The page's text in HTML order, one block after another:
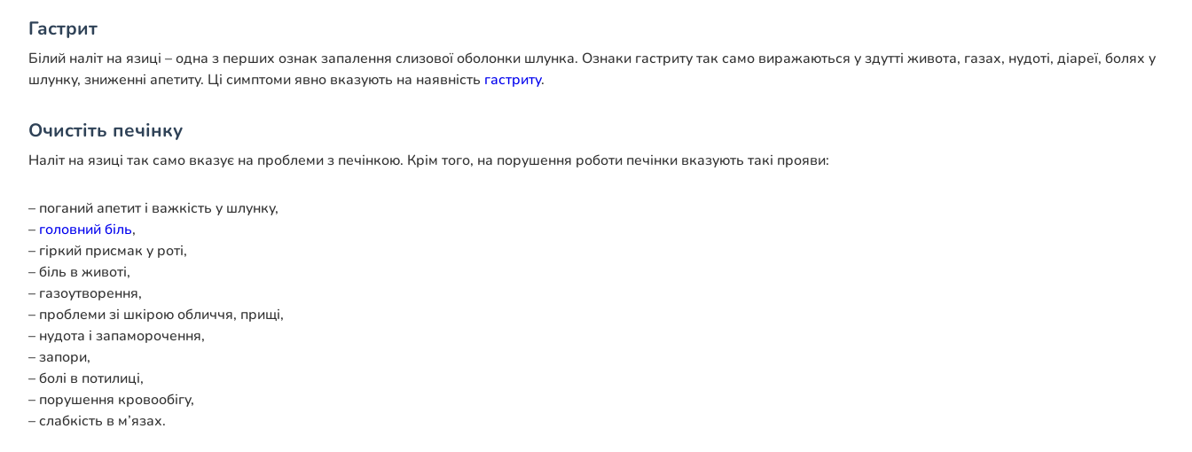
Гастрит
Білий наліт на язиці – одна з перших ознак запалення слизової оболонки шлунка. Ознаки гастриту так само виражаються у здутті живота, газах, нудоті, діареї, болях у
шлунку, зниженні апетиту. Ці симптоми явно вказують на наявність гастриту.
Очистіть печінку
Наліт на язиці так само вказує на проблеми з печінкою. Крім того, на порушення роботи печінки вказують такі прояви:
– поганий апетит і важкість у шлунку,
– головний біль,
– гіркий присмак у роті,
– біль в животі,
– газоутворення,
– проблеми зі шкірою обличчя, прищі,
– нудота і запаморочення,
– запори,
– болі в потилиці,
– порушення кровообігу,
– слабкість в м’язах.